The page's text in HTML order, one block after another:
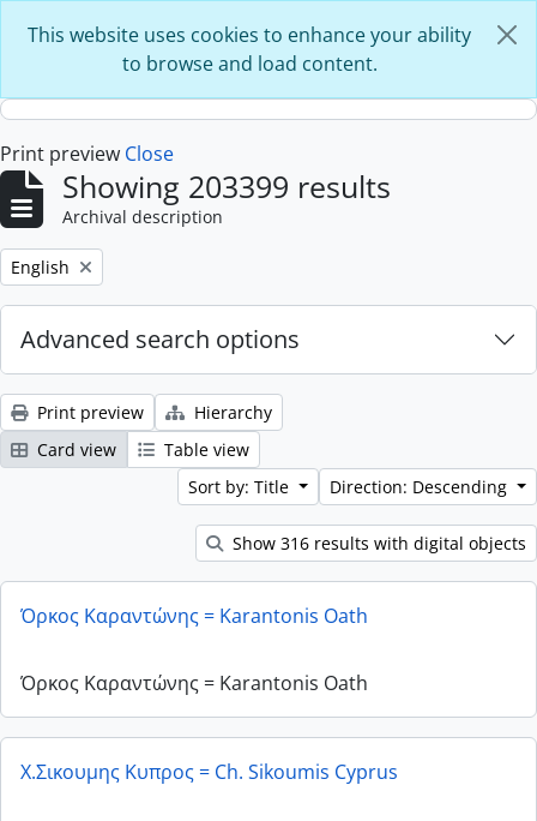
This website uses cookies to enhance your ability
to browse and load content.
Print preview Close
Showing 203399 results
Archival description
Remove filter:
English
Advanced search options
Print preview
Hierarchy
Card view
Table view
Sort by: Title
Direction: Descending
Show 316 results with digital objects
Όρκος Καραντώνης = Karantonis Oath
Όρκος Καραντώνης = Karantonis Oath
Χ.Σικουμης Κυπρος = Ch. Sikoumis Cyprus